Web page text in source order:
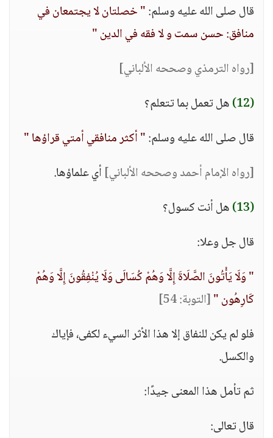
قال صلى الله عليه وسلم:" خصلتان لا يجتمعان في
منافق: حسن سمت و لا فقه في الدين "
[رواه الترمذي وصححه الألباني]
(12)
هل تعمل بما تتعلم؟
قال صلى الله عليه وسلم:" أكثر منافقي أمتي قراؤها "
[رواه الإمام أحمد وصححه الألباني] أي علماؤها.
(13)
هل أنت كسول؟
قال جل وعلا:
" وَلَا يَأْتُونَ الصَّلَاةَ إِلَّا وَهُمْ كُسَالَى وَلَا يُنْفِقُونَ إِلَّا وَهُمْ
كَارِهُون "[التوبة: 54]
فلو لم يكن للنفاق إلا هذا الأثر السيء لكفى، فإياك
والكسل.
ثم تأمل هذا المعنى جيدًا:
قال تعالى: